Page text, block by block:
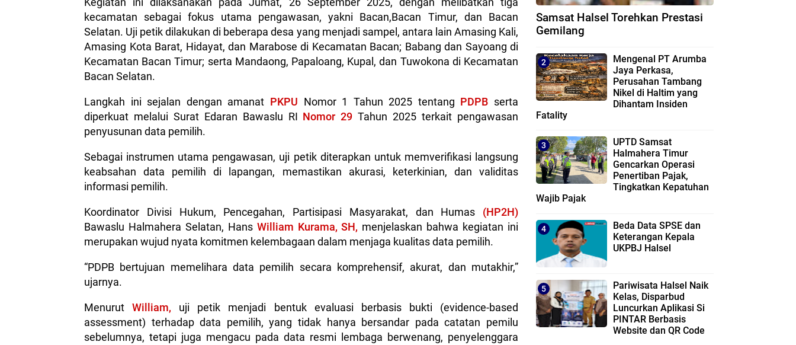
kecamatan sebagai fokus utama pengawasan, yakni Bacan,Bacan Timur, dan Bacan
Selatan. Uji petik dilakukan di beberapa desa yang menjadi sampel, antara lain Amasing Kali,
Amasing Kota Barat, Hidayat, dan Marabose di Kecamatan Bacan; Babang dan Sayoang di
Kecamatan Bacan Timur; serta Mandaong, Papaloang, Kupal, dan Tuwokona di Kecamatan
Bacan Selatan.
Langkah ini sejalan dengan amanat PKPU Nomor 1 Tahun 2025 tentang PDPB serta
diperkuat melalui Surat Edaran Bawaslu RI Nomor 29 Tahun 2025 terkait pengawasan
penyusunan data pemilih.
Sebagai instrumen utama pengawasan, uji petik diterapkan untuk memverifikasi langsung
keabsahan data pemilih di lapangan, memastikan akurasi, keterkinian, dan validitas
informasi pemilih.
Koordinator Divisi Hukum, Pencegahan, Partisipasi Masyarakat, dan Humas (HP2H)
Bawaslu Halmahera Selatan, Hans William Kurama, SH, menjelaskan bahwa kegiatan ini
merupakan wujud nyata komitmen kelembagaan dalam menjaga kualitas data pemilih.
“PDPB bertujuan memelihara data pemilih secara komprehensif, akurat, dan mutakhir,”
ujarnya.
MenurutWilliam, uji petik menjadi bentuk evaluasi berbasis bukti (evidence-based
assessment) terhadap data pemilih, yang tidak hanya bersandar pada catatan pemilu
sebelumnya, tetapi juga mengacu pada data resmi lembaga berwenang, penyelenggara
Samsat Halsel Torehkan Prestasi
Gemilang
Mengenal PT Arumba
Jaya Perkasa,
Perusahan Tambang
Nikel di Haltim yang
Dihantam Insiden
Fatality
UPTD Samsat
Halmahera Timur
Gencarkan Operasi
Penertiban Pajak,
Tingkatkan Kepatuhan
Wajib Pajak
Beda Data SPSE dan
Keterangan Kepala
UKPBJ Halsel
Pariwisata Halsel Naik
Kelas, Disparbud
Luncurkan Aplikasi Si
PINTAR Berbasis
Website dan QR Code